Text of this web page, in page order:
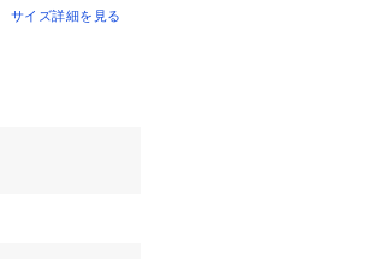
サイズ詳細を見る